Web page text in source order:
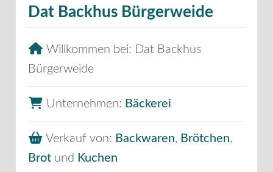
Dat Backhus Bürgerweide
Willkommen bei: Dat Backhus
Bürgerweide
Unternehmen: Bäckerei
Verkauf von: Backwaren, Brötchen,
Brot und Kuchen